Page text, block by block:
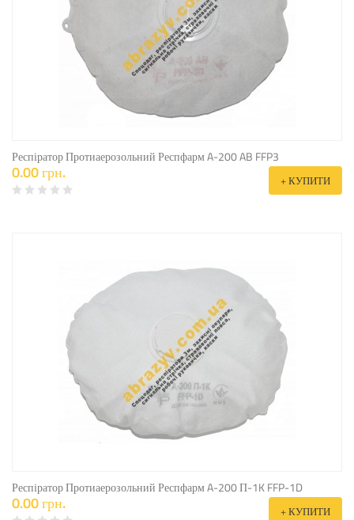
Респіратор Протиаерозольний Респфарм A-200 AB FFP3
0.00 грн. + КУПИТИ
Респіратор Протиаерозольний Респфарм A-200 П-1K FFP-1D
0.00 грн. + КУПИТИ